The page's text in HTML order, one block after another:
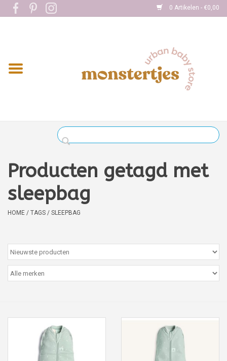
0 Artikelen - €0,00
Home
Kleding
Verzorging
Boekjes
kaartjes
Cadeaubon
Producten getagd met
sleepbag
HOME / TAGS / SLEEPBAG